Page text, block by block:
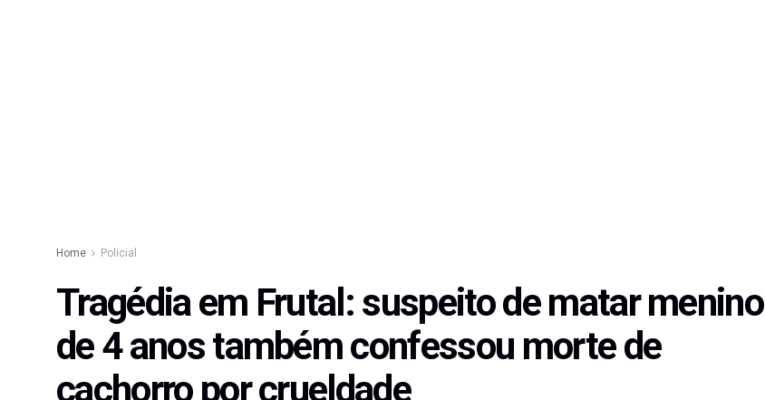
Home Policial
Tragédia em Frutal: suspeito de matar menino
de 4 anos também confessou morte de
cachorro por crueldade